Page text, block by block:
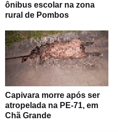
ônibus escolar na zona
rural de Pombos
Capivara morre após ser
atropelada na PE-71, em
Chã Grande